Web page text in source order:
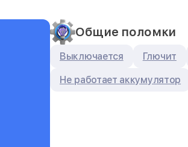
Общие поломки
Выключается Глючит
Не работает аккумулятор